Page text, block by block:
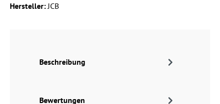
Hersteller: JCB
Beschreibung
Bewertungen